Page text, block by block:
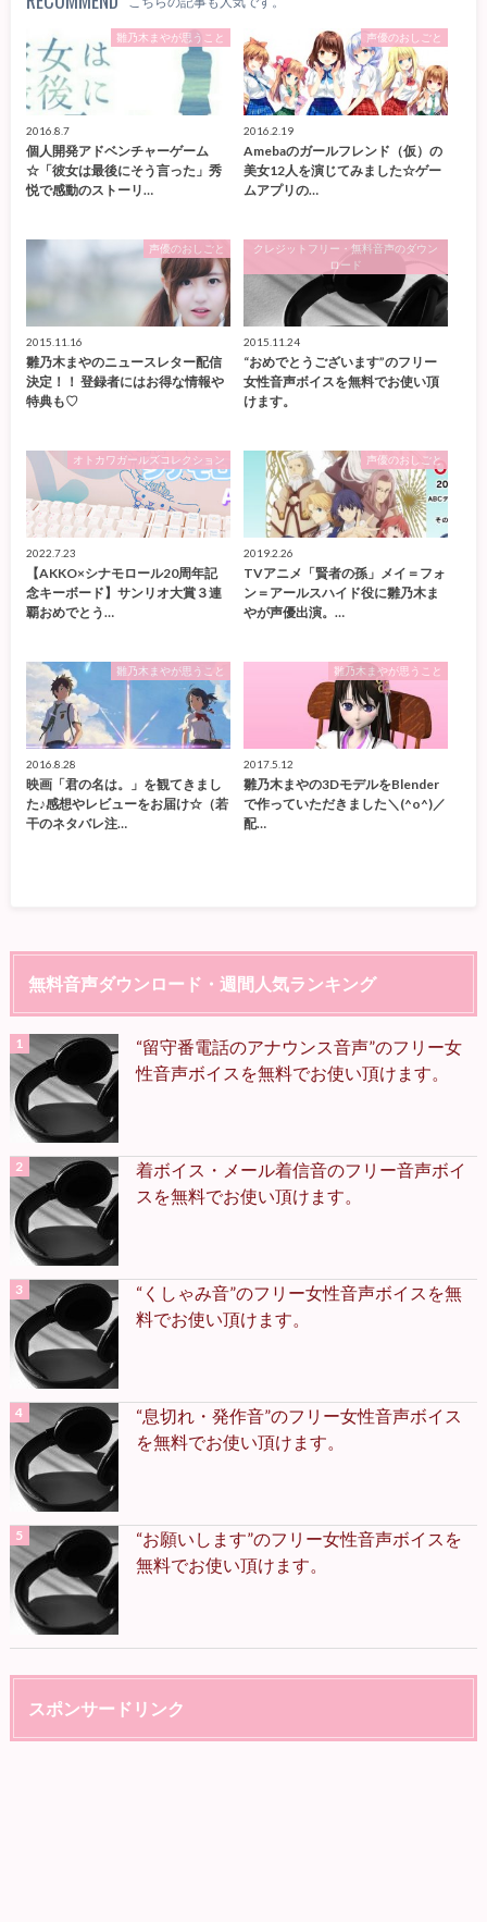
雛乃木まやが思うこと
2016.8.7
個人開発アドベンチャーゲーム
☆「彼女は最後にそう言った」秀
悦で感動のストーリ…
声優のおしごと
2016.2.19
Amebaのガールフレンド（仮）の
美女12人を演じてみました☆ゲー
ムアプリの…
声優のおしごと
2015.11.16
雛乃木まやのニュースレター配信
決定！！ 登録者にはお得な情報や
特典も♡
クレジットフリー・無料音声のダウン
ロード
2015.11.24
“おめでとうございます”のフリー
女性音声ボイスを無料でお使い頂
けます。
オトカワガールズコレクション
2022.7.23
【AKKO×シナモロール20周年記
念キーボード】サンリオ大賞３連
覇おめでとう…
声優のおしごと
2019.2.26
TVアニメ「賢者の孫」メイ＝フォ
ン＝アールスハイド役に雛乃木ま
やが声優出演。…
雛乃木まやが思うこと
2016.8.28
映画「君の名は。」を観てきまし
た♪感想やレビューをお届け☆（若
干のネタバレ注…
雛乃木まやが思うこと
2017.5.12
雛乃木まやの3DモデルをBlender
で作っていただきました＼(^o^)／
配…
無料音声ダウンロード・週間人気ランキング
“留守番電話のアナウンス音声”のフリー女
性音声ボイスを無料でお使い頂けます。
着ボイス・メール着信音のフリー音声ボイ
スを無料でお使い頂けます。
“くしゃみ音”のフリー女性音声ボイスを無
料でお使い頂けます。
“息切れ・発作音”のフリー女性音声ボイス
を無料でお使い頂けます。
“お願いします”のフリー女性音声ボイスを
無料でお使い頂けます。
スポンサードリンク